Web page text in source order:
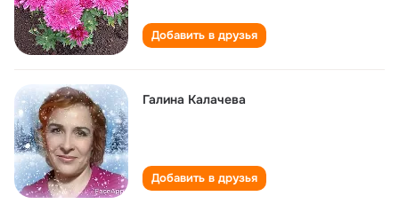
Добавить в друзья
Галина Калачева
Добавить в друзья